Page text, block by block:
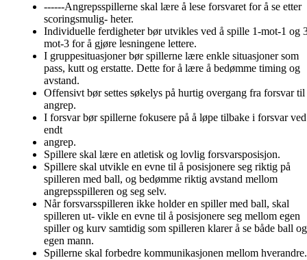
------Angrepsspillerne skal lære å lese forsvaret for å se etter
scoringsmulig- heter.
Individuelle ferdigheter bør utvikles ved å spille 1-mot-1 og
mot-3 for å gjøre lesningene lettere.
I gruppesituasjoner bør spillerne lære enkle situasjoner som
pass, kutt og erstatte. Dette for å lære å bedømme timing og
avstand.
Offensivt bør settes søkelys på hurtig overgang fra forsvar til
angrep.
I forsvar bør spillerne fokusere på å løpe tilbake i forsvar ved
endt
angrep.
Spillere skal lære en atletisk og lovlig forsvarsposisjon.
Spillere skal utvikle en evne til å posisjonere seg riktig på
spilleren med ball, og bedømme riktig avstand mellom
angrepsspilleren og seg selv.
Når forsvarsspilleren ikke holder en spiller med ball, skal
spilleren ut- vikle en evne til å posisjonere seg mellom egen
spiller og kurv samtidig som spilleren klarer å se både ball og
egen mann.
Spillerne skal forbedre kommunikasjonen mellom hverandre.